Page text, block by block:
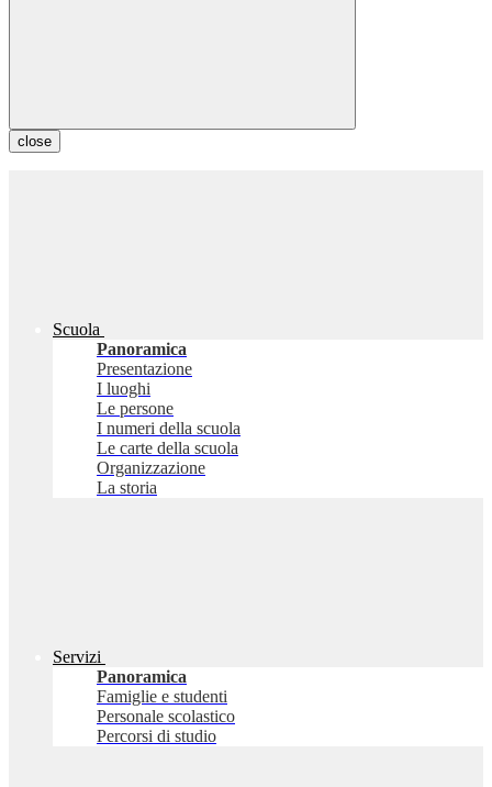
close
Scuola
Panoramica
Presentazione
I luoghi
Le persone
I numeri della scuola
Le carte della scuola
Organizzazione
La storia
Servizi
Panoramica
Famiglie e studenti
Personale scolastico
Percorsi di studio